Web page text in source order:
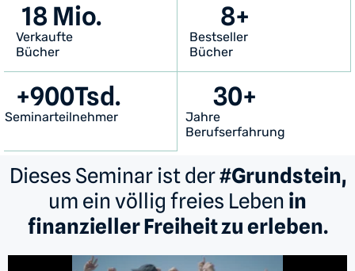
Verkaufte
Bücher
18 Mio.
Bestseller
Bücher
8+
Seminarteilnehmer
+900Tsd.
Jahre
Berufserfahrung
30+
Dieses Seminar ist der#Grundstein,
um ein völlig freies Leben in
finanzieller Freiheit zu erleben.